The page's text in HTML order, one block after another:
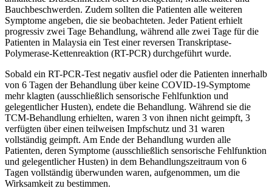
Bauchbeschwerden. Zudem sollten die Patienten alle weiteren
Symptome angeben, die sie beobachteten. Jeder Patient erhielt
progressiv zwei Tage Behandlung, während alle zwei Tage für die
Patienten in Malaysia ein Test einer reversen Transkriptase-
Polymerase-Kettenreaktion (RT-PCR) durchgeführt wurde.
Sobald ein RT-PCR-Test negativ ausfiel oder die Patienten innerhalb
von 6 Tagen der Behandlung über keine COVID-19-Symptome
mehr klagten (ausschließlich sensorische Fehlfunktion und
gelegentlicher Husten), endete die Behandlung. Während sie die
TCM-Behandlung erhielten, waren 3 von ihnen nicht geimpft, 3
verfügten über einen teilweisen Impfschutz und 31 waren
vollständig geimpft. Am Ende der Behandlung wurden alle
Patienten, deren Symptome (ausschließlich sensorische Fehlfunktion
und gelegentlicher Husten) in dem Behandlungszeitraum von 6
Tagen vollständig überwunden waren, aufgenommen, um die
Wirksamkeit zu bestimmen.